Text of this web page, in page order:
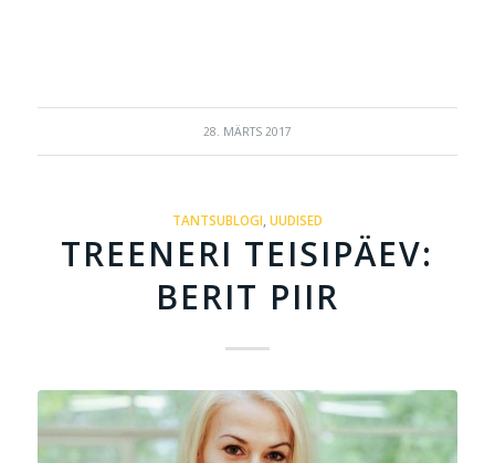
28. MÄRTS 2017
TANTSUBLOGI,UUDISED
TREENERI TEISIPÄEV:
BERIT PIIR